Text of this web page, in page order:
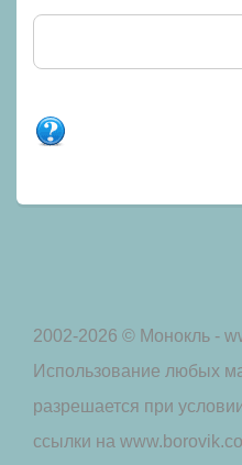
2002-2026 © Монокль -
Использование любых
разрешается при
ссылки на